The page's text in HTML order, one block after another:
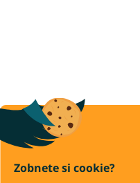
Zobnete si cookie?